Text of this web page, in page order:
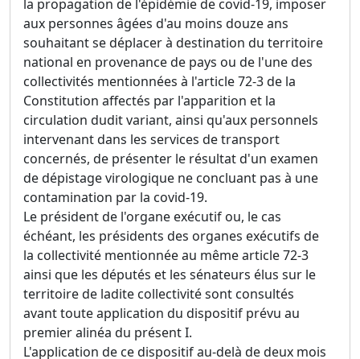
la propagation de l'épidémie de covid-19, imposer
aux personnes âgées d'au moins douze ans
souhaitant se déplacer à destination du territoire
national en provenance de pays ou de l'une des
collectivités mentionnées à l'article 72-3 de la
Constitution affectés par l'apparition et la
circulation dudit variant, ainsi qu'aux personnels
intervenant dans les services de transport
concernés, de présenter le résultat d'un examen
de dépistage virologique ne concluant pas à une
contamination par la covid-19.
Le président de l'organe exécutif ou, le cas
échéant, les présidents des organes exécutifs de
la collectivité mentionnée au même article 72-3
ainsi que les députés et les sénateurs élus sur le
territoire de ladite collectivité sont consultés
avant toute application du dispositif prévu au
premier alinéa du présent I.
L'application de ce dispositif au-delà de deux mois